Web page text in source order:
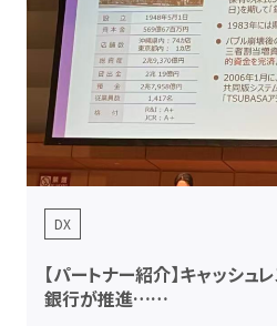
DX
【パートナー紹介】キャッシ
銀行が推進……